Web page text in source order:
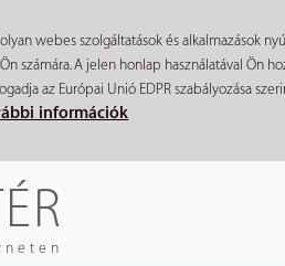
webes szolgáltatások és alkalmazások
számára. A jelen honlap használatával Ön
az Európai Unió EDPR szabályozása
információk